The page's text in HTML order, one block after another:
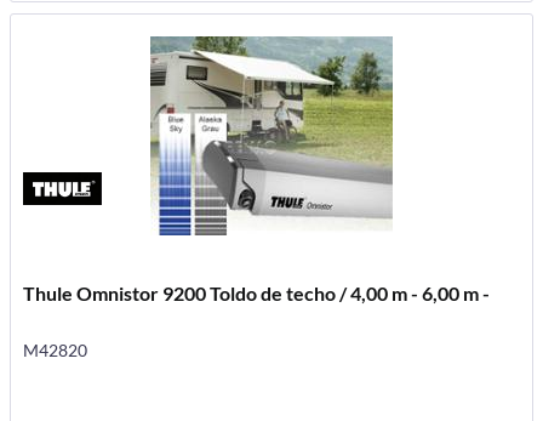
Thule Omnistor 9200 Toldo de techo / 4,00 m - 6,00 m -
M42820